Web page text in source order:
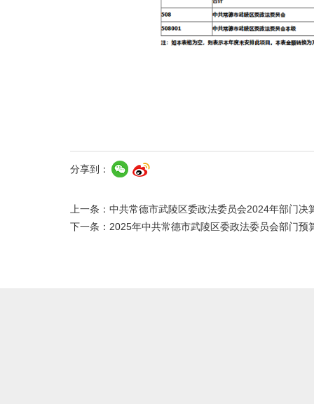
分享到：
上一条： 中共常德市武陵区委政法委员会2024年部门决
下一条： 2025年中共常德市武陵区委政法委员会部门预